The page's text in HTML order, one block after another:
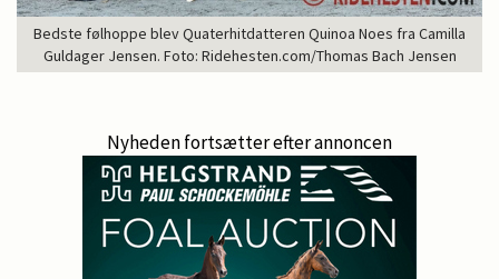
Bedste følhoppe blev Quaterhitdatteren Quinoa Noes fra Camilla
Guldager Jensen. Foto: Ridehesten.com/Thomas Bach Jensen
Nyheden fortsætter efter annoncen